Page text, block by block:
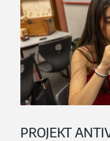
PROJEKT